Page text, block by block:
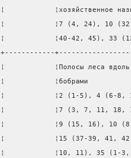
¦            ¦хозяйственное
¦            ¦7 (4, 24), 10
¦            ¦40-42, 45),
+------------
¦            ¦Полосы леса
¦            ¦бобрами
¦            ¦2 (1-5), 4 (6-8,
¦            ¦7 (3, 7, 11,
¦            ¦9 (15, 16), 10
¦            ¦15 (37-39, 41,
¦            ¦10, 11), 35 (1-